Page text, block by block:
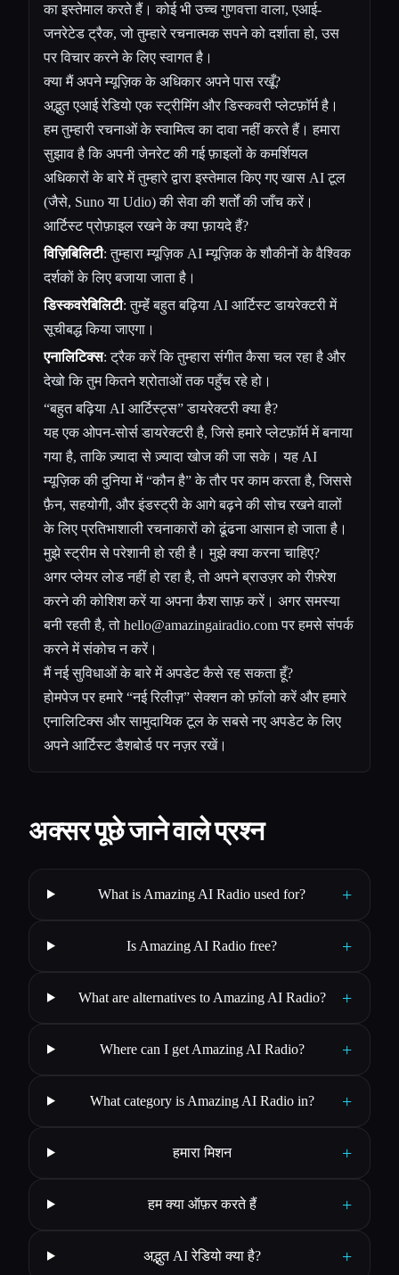
का इस्तेमाल करते हैं। कोई भी उच्च गुणवत्ता वाला, एआई-
जनरेटेड ट्रैक, जो तुम्हारे रचनात्मक सपने को दर्शाता हो, उस
पर विचार करने के लिए स्वागत है।
क्या मैं अपने म्यूज़िक के अधिकार अपने पास रखूँ?
अद्भुत एआई रेडियो एक स्ट्रीमिंग और डिस्कवरी प्लेटफ़ॉर्म है।
हम तुम्हारी रचनाओं के स्वामित्व का दावा नहीं करते हैं। हमारा
सुझाव है कि अपनी जेनरेट की गई फ़ाइलों के कमर्शियल
अधिकारों के बारे में तुम्हारे द्वारा इस्तेमाल किए गए खास AI टूल
(जैसे, Suno या Udio) की सेवा की शर्तों की जाँच करें।
आर्टिस्ट प्रोफ़ाइल रखने के क्या फ़ायदे हैं?
विज़िबिलिटी: तुम्हारा म्यूज़िक AI म्यूज़िक के शौकीनों के वैश्विक
दर्शकों के लिए बजाया जाता है।
डिस्कवरेबिलिटी: तुम्हेंं बहुत बढ़िया AI आर्टिस्ट डायरेक्टरी में
सूचीबद्ध किया जाएगा।
एनालिटिक्स: ट्रैक करें कि तुम्हारा संगीत कैसा चल रहा है और
देखो कि तुम कितने श्रोताओं तक पहुँच रहे हो।
“बहुत बढ़िया AI आर्टिस्ट्स” डायरेक्टरी क्या है?
यह एक ओपन-सोर्स डायरेक्टरी है, जिसे हमारे प्लेटफ़ॉर्म में बनाया
गया है, ताकि ज़्यादा से ज़्यादा खोज की जा सके। यह AI
म्यूज़िक की दुनिया में “कौन है” के तौर पर काम करता है, जिससे
फ़ैन, सहयोगी, और इंडस्ट्री के आगे बढ़ने की सोच रखने वालों
के लिए प्रतिभाशाली रचनाकारों को ढूंढना आसान हो जाता है।
मुझे स्ट्रीम से परेशानी हो रही है। मुझे क्या करना चाहिए?
अगर प्लेयर लोड नहीं हो रहा है, तो अपने ब्राउज़र को रीफ़्रेश
करने की कोशिश करें या अपना कैश साफ़ करें। अगर समस्या
बनी रहती है, तो hello@amazingairadio.comपर हमसे संपर्क
करने में संकोच न करें।
मैं नई सुविधाओं के बारे में अपडेट कैसे रह सकता हूँ?
होमपेज पर हमारे “नई रिलीज़” सेक्शन को फ़ॉलो करें और हमारे
एनालिटिक्स और सामुदायिक टूल के सबसे नए अपडेट के लिए
अपने आर्टिस्ट डैशबोर्ड पर नज़र रखें।
अक्सर पूछे जाने वाले प्रश्न
What is Amazing AI Radio used for? +
Is Amazing AI Radio free? +
What are alternatives to Amazing AI Radio? +
Where can I get Amazing AI Radio? +
What category is Amazing AI Radio in? +
हमारा मिशन +
हम क्या ऑफ़र करते हैं +
अद्भुत AI रेडियो क्या है? +